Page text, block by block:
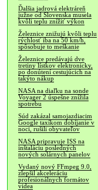
Ďalšia jadrová elektráreň
južne od Slovenska musela
kvôli teplu znížiť výkon
Železnice znižujú kvôli teplu
rýchlosť iba na 50 km/h,
spôsobuje to meškanie
Železnice predávajú dve
tretiny lístkov elektronicky,
po donútení cestujúcich na
takýto nákup
NASA na diaľku na sonde
Voyager 2 úspešne znížila
spotrebu
Súd zakázal samojazdiacim
Google taxíkom dobíjanie v
noci, rušili obyvateľov
NASA pripravuje ISS na
inštaláciu posledných
nových solárnych panelov
Vydaný nový FFmpeg 9.0,
zlepšil akceleráciu
profesionálnych formátov
videa